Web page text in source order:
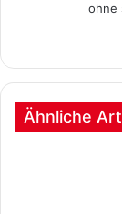
ohne
Ähnliche